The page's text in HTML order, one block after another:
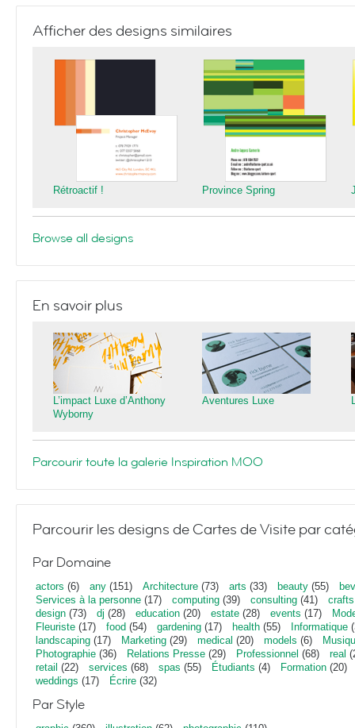
Afficher des designs similaires
Rétroactif ! Province Spring
Browse all designs
En savoir plus
L’impact Luxe d’Anthony
Wyborny
Aventures Luxe
Parcourir toute la galerie Inspiration MOO
Parcourir les designs de Cartes de Visite par
Par Domaine
actors (6) any (151) Architecture (73) arts (33) beauty (55)
Services à la personne (17) computing (39) consulting (41) crafts
design (73) dj (28) education (20) estate (28) events (17)
Fleuriste (17) food (54) gardening (17) health (55) Informatique
landscaping (17) Marketing (29) medical (20) models (6)
Photographie (36) Relations Presse (29) Professionnel (68) real
retail (22) services (68) spas (55) Étudiants (4) Formation (20)
weddings (17) Écrire (32)
Par Style